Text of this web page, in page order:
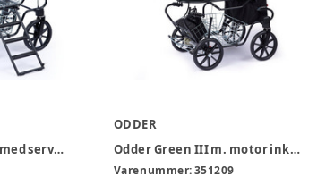
Odder 4 U klapvogn med servo inkl fodvippe og frontbøjler
ODDER
Odder Green III m. motor inkl. fodvippe
Varenummer:351209